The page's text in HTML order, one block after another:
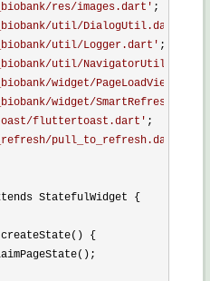
res/images.dart ' ;
util/DialogUtil.dart
util/Logger.dart ' ;
util/NavigatorUtil.dart
widget/PageLoadView.dart
widget/SmartRefresh.dart
fluttertoast.dart ' ;
pull_to_refresh.dart
StatefulWidget {
createState() {